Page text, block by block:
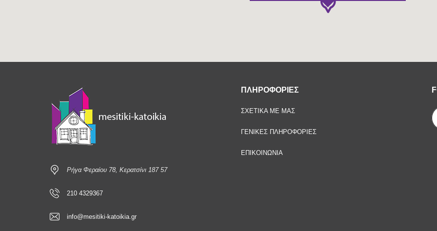
Ρήγα Φεραίου 78, Κερατσίνι 187 57
210 4329367
info@mesitiki-katoikia.gr
ΠΛΗΡΟΦΟΡΙΕΣ
ΣΧΕΤΙΚΑ ΜΕ ΜΑΣ
ΓΕΝΙΚΕΣ ΠΛΗΡΟΦΟΡΙΕΣ
ΕΠΙΚΟΙΝΩΝΙΑ